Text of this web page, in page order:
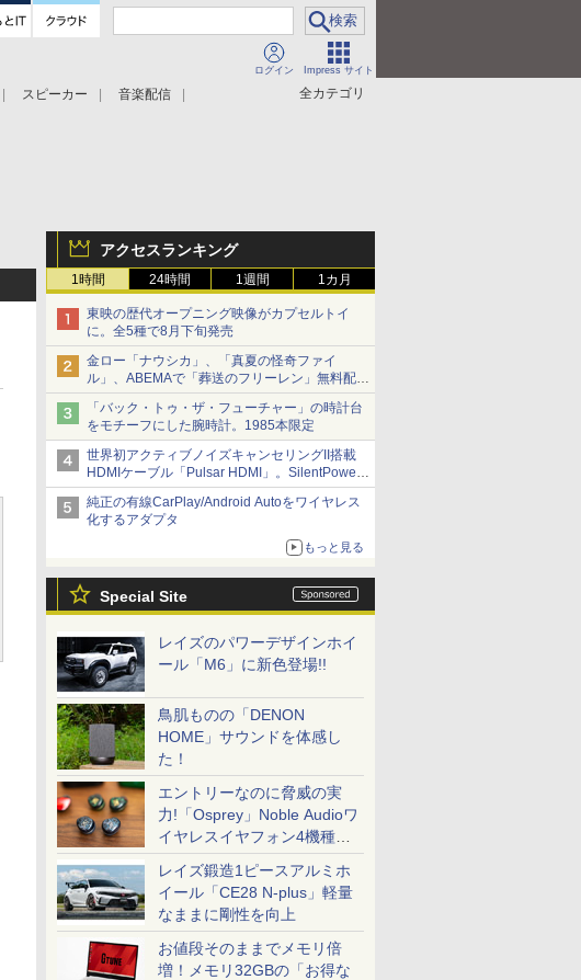
ログイン Impress サイト
全カテゴリ
スピーカー
音楽配信
アクセスランキング
1時間 24時間 1週間 1カ月
東映の歴代オープニング映像がカプセルトイ
に。全5種で8月下旬発売
金ロー「ナウシカ」、「真夏の怪奇ファイ
ル」、ABEMAで「葬送のフリーレン」無料配信
など。夏の特番・配信情報
「バック・トゥ・ザ・フューチャー」の時計台
をモチーフにした腕時計。1985本限定
世界初アクティブノイズキャンセリングII搭載
HDMIケーブル「Pulsar HDMI」。SilentPower
から
純正の有線CarPlay/Android Autoをワイヤレス
化するアダプタ
もっと見る
Special Site
レイズのパワーデザインホイ
ール「M6」に新色登場!!
鳥肌ものの「DENON
HOME」サウンドを体感し
た！
エントリーなのに脅威の実
力!「Osprey」Noble Audioワ
イヤレスイヤフォン4機種を
一気に聴く
レイズ鍛造1ピースアルミホ
イール「CE28 N-plus」軽量
なままに剛性を向上
お値段そのままでメモリ倍
増！メモリ32GBの「お得な